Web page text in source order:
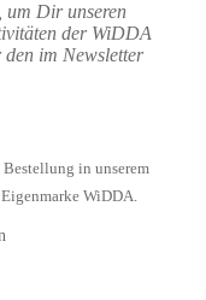
um Dir unseren
der WiDDA
den im Newsletter
in unserem
WiDDA.